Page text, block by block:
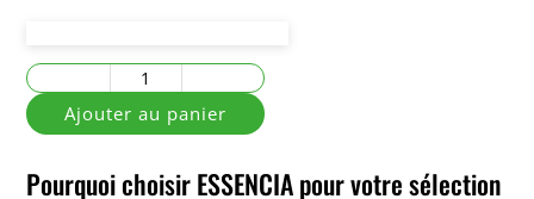
quantité
Mélange
Dragon
Ajouter au panier
Pourquoi choisir ESSENCIA pour votre sélection